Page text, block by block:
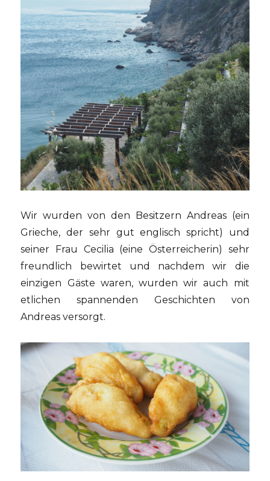
Wir wurden von den Besitzern Andreas (ein
Grieche, der sehr gut englisch spricht) und
seiner Frau Cecilia (eine Österreicherin) sehr
freundlich bewirtet und nachdem wir die
einzigen Gäste waren, wurden wir auch mit
etlichen spannenden Geschichten von
Andreas versorgt.